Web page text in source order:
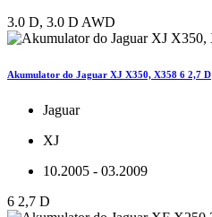
3.0 D, 3.0 D AWD
Akumulator do Jaguar XJ X350, X358 6 2,7 D
Jaguar
XJ
10.2005 - 03.2009
6 2,7 D